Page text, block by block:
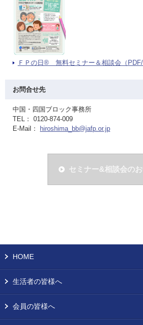
ＦＰの日® 無料セミナー＆相談会（PDF/
お問合せ先
中国・四国ブロック事務所
TEL： 0120-874-009
E-Mail：
hiroshima_bb@jafp.or.jp
セミナー&相談会の
HOME
生活者の皆様へ
会員の皆様へ